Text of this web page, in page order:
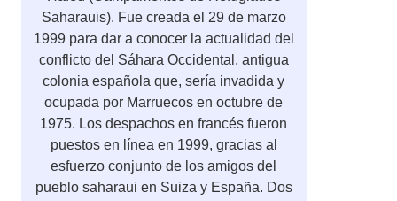
Saharauis). Fue creada el 29 de marzo
1999 para dar a conocer la actualidad del
conflicto del Sáhara Occidental, antigua
colonia española que, sería invadida y
ocupada por Marruecos en octubre de
1975. Los despachos en francés fueron
puestos en línea en 1999, gracias al
esfuerzo conjunto de los amigos del
pueblo saharaui en Suiza y España. Dos